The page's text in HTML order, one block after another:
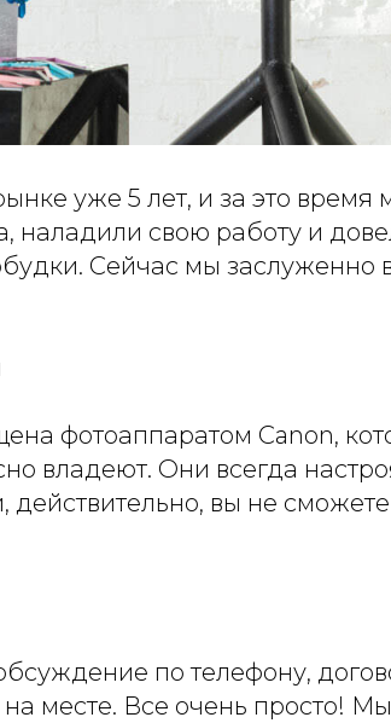
уже 5 лет, и за это время
наладили свою работу и
Сейчас мы заслуженно
фотоаппаратом Canon,
владеют. Они всегда
вы не сможете
по телефону,
месте. Все очень просто! Мы